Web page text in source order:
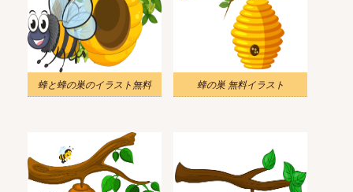
蜂と蜂の巣のイラスト無料 蜂の巣 無料イラスト